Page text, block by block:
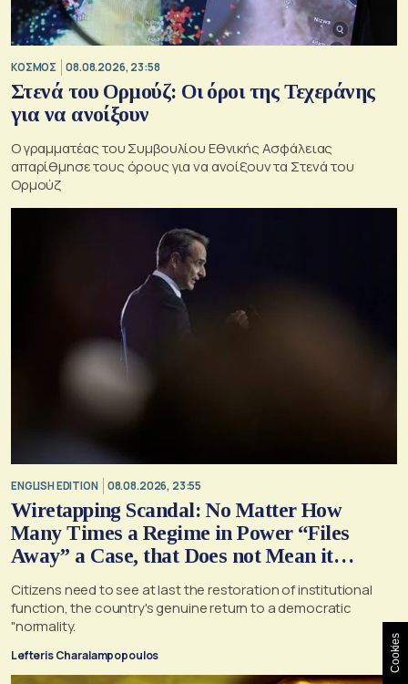
ΚΟΣΜΟΣ 08.08.2026, 23:58
Στενά του Ορμούζ: Οι όροι της Τεχεράνης
για να ανοίξουν
Ο γραμματέας του Συμβουλίου Εθνικής Ασφάλειας
απαρίθμησε τους όρους για να ανοίξουν τα Στενά του
Ορμούζ
ENGLISH EDITION 08.08.2026, 23:55
Wiretapping Scandal: No Matter How
Many Times a Regime in Power “Files
Away” a Case, that Does not Mean it
Citizens need to see at last the restoration of institutional
function, the country's genuine return to a democratic
"normality.
Lefteris Charalampopoulos Cookies